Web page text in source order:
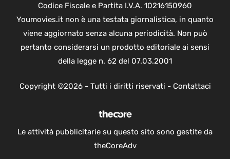
Codice Fiscale e Partita I.V.A. 10216150960
Youmovies.it non è una testata giornalistica, in quanto
viene aggiornato senza alcuna periodicità. Non può
pertanto considerarsi un prodotto editoriale ai sensi
della legge n. 62 del 07.03.2001
Copyright ©2026 - Tutti i diritti riservati - Contattaci
Le attività pubblicitarie su questo sito sono gestite da
theCoreAdv